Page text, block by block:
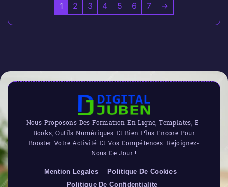
1 2 3 4 5 6 7 →
Nous Proposons Des Formation En Ligne, Templates, E-
Books, Outils Numériques Et Bien Plus Encore Pour
Booster Votre Activité Et Vos Compétences. Rejoignez-
Nous Ce Jour !
Mention Legales
Politique De Cookies
Politique De Confidentialite